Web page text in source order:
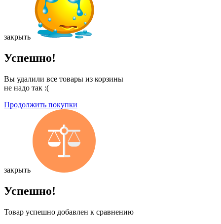
закрыть
Успешно!
Вы удалили все товары из корзины
не надо так :(
Продолжить покупки
закрыть
Успешно!
Товар успешно добавлен к сравнению